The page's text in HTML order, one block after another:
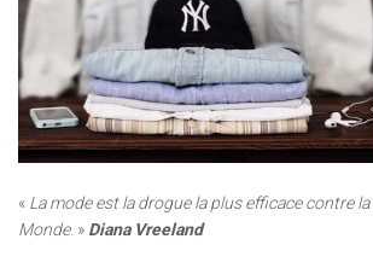
« La mode est la drogue la plus efficace contre
Monde. » Diana Vreeland